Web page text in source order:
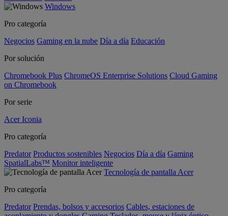
Windows
Pro categoría
Negocios Gaming en la nube Día a día Educación
Por solución
Chromebook Plus ChromeOS Enterprise Solutions Cloud Gaming
on Chromebook
Por serie
Acer Iconia
Pro categoría
Predator Productos sostenibles Negocios Día a día Gaming
SpatialLabs™ Monitor inteligente
Tecnología de pantalla Acer
Pro categoría
Predator Prendas, bolsos y accesorios Cables, estaciones de